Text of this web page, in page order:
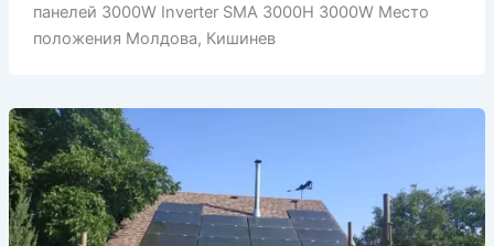
панелей 3000W Inverter SMA 3000H 3000W Место
положения Молдова, Кишинев